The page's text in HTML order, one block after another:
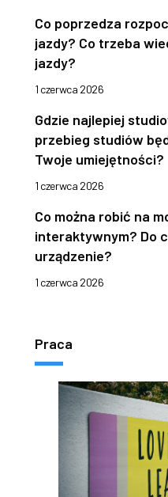
Co poprzedza
jazdy? Co trzeba
jazdy?
1 czerwca 2026
Gdzie najlepiej
przebieg studiów
Twoje umiejętności?
1 czerwca 2026
Co można robić na
interaktywnym? Do
urządzenie?
1 czerwca 2026
Praca